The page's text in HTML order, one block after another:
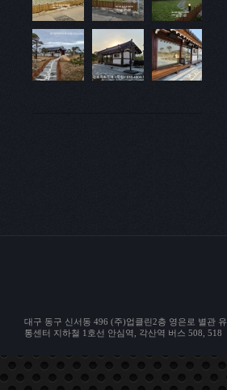
대구 동구 신서동 496 (주)업클린2층 영은로 별관 유
통센터 지하철 1호선 안심역, 각산역 버스 508, 518